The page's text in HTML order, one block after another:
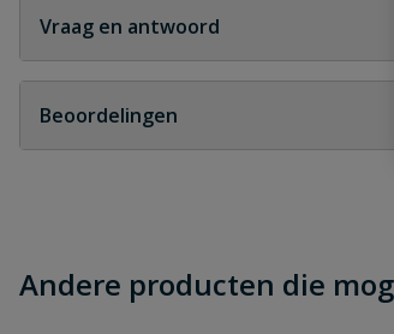
Vraag en antwoord
Geen vragen
Beoordelingen
Andere producten die